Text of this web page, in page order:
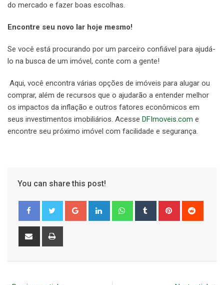
do mercado e fazer boas escolhas.
Encontre seu novo lar hoje mesmo!
Se você está procurando por um parceiro confiável para ajudá-
lo na busca de um imóvel, conte com a gente!
Aqui, você encontra várias opções de imóveis para alugar ou
comprar, além de recursos que o ajudarão a entender melhor
os impactos da inflação e outros fatores econômicos em
seus investimentos imobiliários. Acesse DFImoveis.com e
encontre seu próximo imóvel com facilidade e segurança.
You can share this post!
Google+ LinkedIn WhatsappTumblr Pinterest
Share